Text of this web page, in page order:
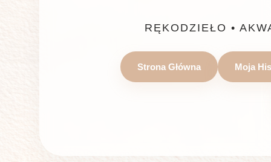
RĘKODZIEŁO •
Strona Główna Moja